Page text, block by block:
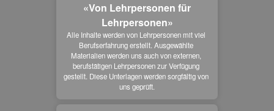
«Von Lehrpersonen für
Lehrpersonen»
Alle Inhalte werden von Lehrpersonen mit viel
Berufserfahrung erstellt. Ausgewählte
Materialien werden uns auch von externen,
berufstätigen Lehrpersonen zur Verfügung
gestellt. Diese Unterlagen werden sorgfältig von
uns geprüft.